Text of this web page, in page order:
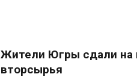
Жители Югры сдали на
вторсырья